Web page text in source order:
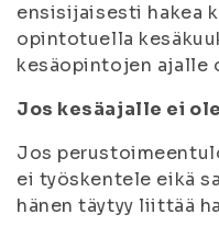
ensisijaisesti hakea
opintotuella
kesäopintojen ajalle
Jos kesäajalle ei
Jos
ei työskentele eikä
hänen täytyy liittää